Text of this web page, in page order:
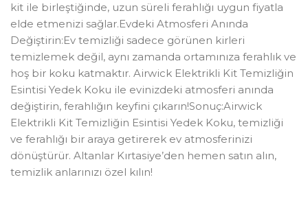
kit ile birleştiğinde, uzun süreli ferahlığı uygun fiyatla
elde etmenizi sağlar.Evdeki Atmosferi Anında
Değiştirin:Ev temizliği sadece görünen kirleri
temizlemek değil, aynı zamanda ortamınıza ferahlık ve
hoş bir koku katmaktır. Airwick Elektrikli Kit Temizliğin
Esintisi Yedek Koku ile evinizdeki atmosferi anında
değiştirin, ferahlığın keyfini çıkarın!Sonuç:Airwick
Elektrikli Kit Temizliğin Esintisi Yedek Koku, temizliği
ve ferahlığı bir araya getirerek ev atmosferinizi
dönüştürür. Altanlar Kırtasiye’den hemen satın alın,
temizlik anlarınızı özel kılın!